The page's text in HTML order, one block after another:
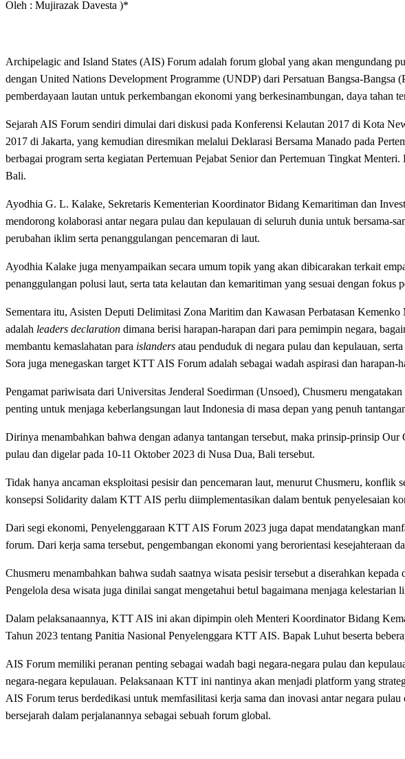
Oleh : Mujirazak Davesta )*
Archipelagic and Island States (AIS) Forum adalah forum global yang akan mengundang
dengan United Nations Development Programme (UNDP) dari Persatuan Bangsa-Bangsa
pemberdayaan lautan untuk perkembangan ekonomi yang berkesinambungan, daya tahan
Sejarah AIS Forum sendiri dimulai dari diskusi pada Konferensi Kelautan 2017 di Kota
2017 di Jakarta, yang kemudian diresmikan melalui Deklarasi Bersama Manado pada
berbagai program serta kegiatan Pertemuan Pejabat Senior dan Pertemuan Tingkat
Bali.
Ayodhia G. L. Kalake, Sekretaris Kementerian Koordinator Bidang Kemaritiman dan
mendorong kolaborasi antar negara pulau dan kepulauan di seluruh dunia untuk bersama-
perubahan iklim serta penanggulangan pencemaran di laut.
Ayodhia Kalake juga menyampaikan secara umum topik yang akan dibicarakan terkait
penanggulangan polusi laut, serta tata kelautan dan kemaritiman yang sesuai dengan
Sementara itu, Asisten Deputi Delimitasi Zona Maritim dan Kawasan Perbatasan
adalah leaders declaration dimana berisi harapan-harapan dari para pemimpin negara,
membantu kemaslahatan para islanders atau penduduk di negara pulau dan kepulauan,
Sora juga menegaskan target KTT AIS Forum adalah sebagai wadah aspirasi dan
Pengamat pariwisata dari Universitas Jenderal Soedirman (Unsoed), Chusmeru
penting untuk menjaga keberlangsungan laut Indonesia di masa depan yang penuh
Dirinya menambahkan bahwa dengan adanya tantangan tersebut, maka prinsip-prinsip
pulau dan digelar pada 10-11 Oktober 2023 di Nusa Dua, Bali tersebut.
Tidak hanya ancaman eksploitasi pesisir dan pencemaran laut, menurut Chusmeru,
konsepsi Solidarity dalam KTT AIS perlu diimplementasikan dalam bentuk penyelesaian
Dari segi ekonomi, Penyelenggaraan KTT AIS Forum 2023 juga dapat mendatangkan
forum. Dari kerja sama tersebut, pengembangan ekonomi yang berorientasi kesejahteraan
Chusmeru menambahkan bahwa sudah saatnya wisata pesisir tersebut a diserahkan
Pengelola desa wisata juga dinilai sangat mengetahui betul bagaimana menjaga kelestarian
Dalam pelaksanaannya, KTT AIS ini akan dipimpin oleh Menteri Koordinator Bidang
Tahun 2023 tentang Panitia Nasional Penyelenggara KTT AIS. Bapak Luhut beserta
AIS Forum memiliki peranan penting sebagai wadah bagi negara-negara pulau dan
negara-negara kepulauan. Pelaksanaan KTT ini nantinya akan menjadi platform yang
AIS Forum terus berdedikasi untuk memfasilitasi kerja sama dan inovasi antar negara
bersejarah dalam perjalanannya sebagai sebuah forum global.